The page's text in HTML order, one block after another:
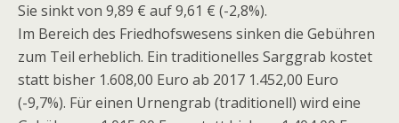
Sie sinkt von 9,89 € auf 9,61 € (-2,8%).
Im Bereich des Friedhofswesens sinken die Gebühren
zum Teil erheblich. Ein traditionelles Sarggrab kostet
statt bisher 1.608,00 Euro ab 2017 1.452,00 Euro
(-9,7%). Für einen Urnengrab (traditionell) wird eine